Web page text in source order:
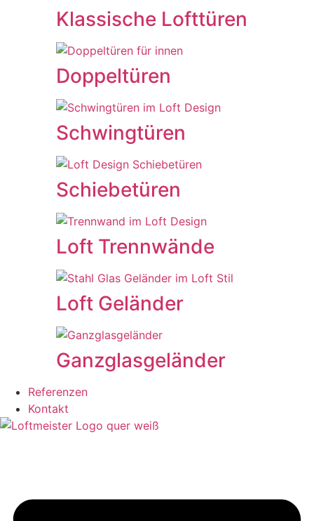
Klassische Lofttüren
Doppeltüren
Schwingtüren
Schiebetüren
Loft Trennwände
Loft Geländer
Ganzglasgeländer
Referenzen
Kontakt